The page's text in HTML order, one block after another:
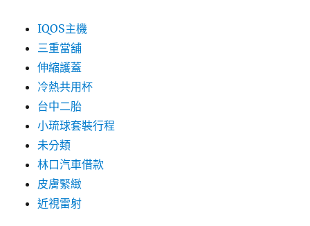
IQOS主機
三重當舖
伸縮護蓋
冷熱共用杯
台中二胎
小琉球套裝行程
未分類
林口汽車借款
皮膚緊緻
近視雷射